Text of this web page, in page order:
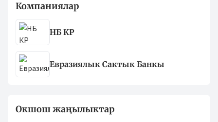
Компаниялар
НБ КР
Евразиялык Сактык Банкы
Окшош жаңылыктар